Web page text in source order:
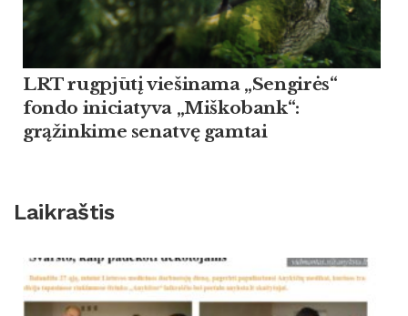
LRT rugpjūtį viešinama „Sengirės“
fondo iniciatyva „Miškobank“:
grąžinkime senatvę gamtai
Laikraštis